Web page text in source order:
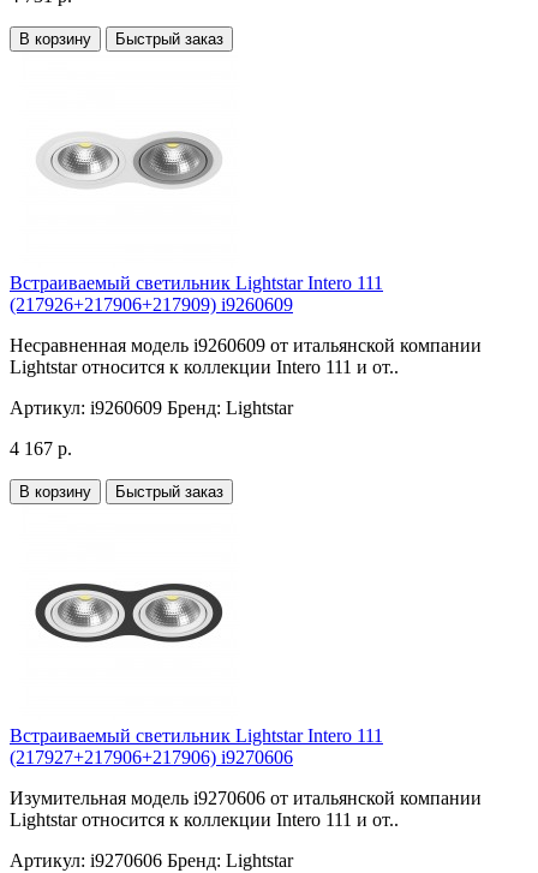
В корзину Быстрый заказ
Встраиваемый светильник Lightstar Intero 111
(217926+217906+217909) i9260609
Несравненная модель i9260609 от итальянской компании
Lightstar относится к коллекции Intero 111 и от..
Артикул: i9260609 Бренд: Lightstar
4 167 р.
В корзину Быстрый заказ
Встраиваемый светильник Lightstar Intero 111
(217927+217906+217906) i9270606
Изумительная модель i9270606 от итальянской компании
Lightstar относится к коллекции Intero 111 и от..
Артикул: i9270606 Бренд: Lightstar